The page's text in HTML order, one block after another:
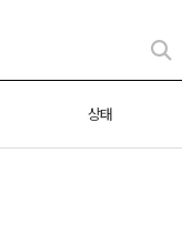
상태